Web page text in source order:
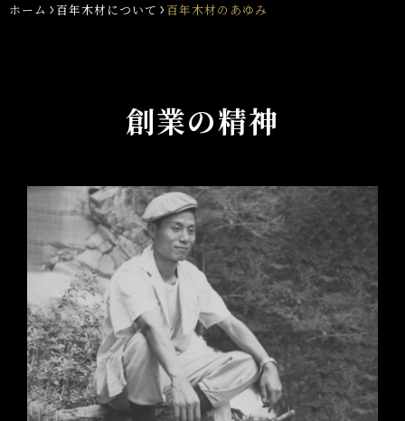
ホーム 百年木材について 百年木材のあゆみ
創業の精神